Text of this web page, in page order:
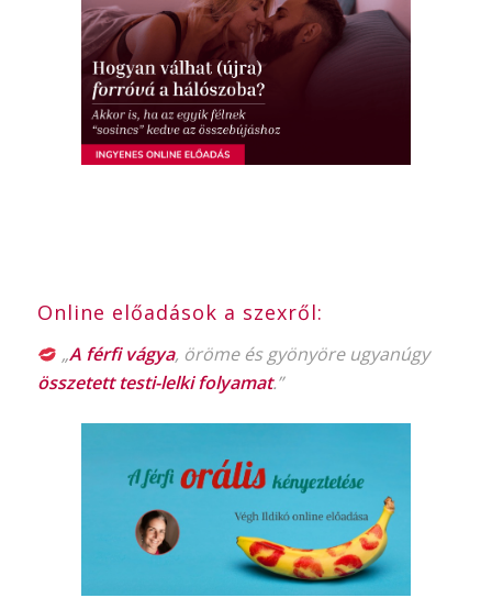
Online előadások a szexről:
„A férfi vágya, öröme és gyönyöre ugyanúgy
összetett testi-lelki folyamat.”